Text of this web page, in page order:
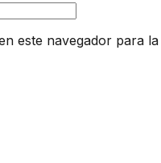
este navegador para la